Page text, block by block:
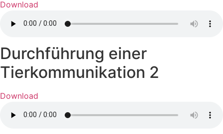
Download
Durchführung einer
Tierkommunikation 2
Download